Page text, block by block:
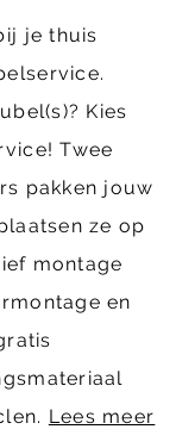
je thuis
Kies
Twee
pakken jouw
ze op
montage
en
Lees meer